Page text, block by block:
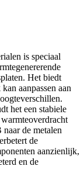
is speciaal
Het biedt
aanpassen aan
het een stabiele
de metalen
de
aanzienlijk,
en de